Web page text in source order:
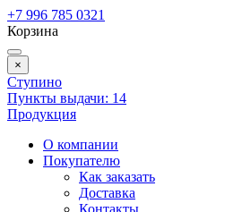
+7 996 785 0321
Корзина
×
Ступино
Пункты выдачи: 14
Продукция
О компании
Покупателю
Как заказать
Доставка
Контакты